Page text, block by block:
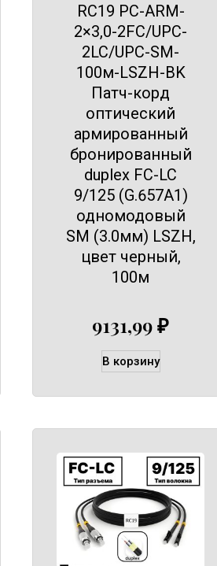
RC19 PC-ARM-
2×3,0-2FC/UPC-
2LC/UPC-SM-
100м-LSZH-BK
Патч-корд
оптический
армированный
бронированный
duplex FC-LC
9/125 (G.657A1)
одномодовый
SM (3.0мм) LSZH,
цвет черный,
100м
9131,99₽
В корзину